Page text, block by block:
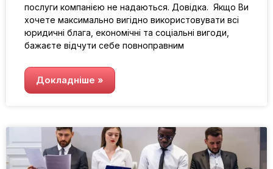
послуги компанією не надаються. Довідка. Якщо Ви
хочете максимально вигідно використовувати всі
юридичні блага, економічні та соціальні вигоди,
бажаєте відчути себе повноправним
Докладніше »